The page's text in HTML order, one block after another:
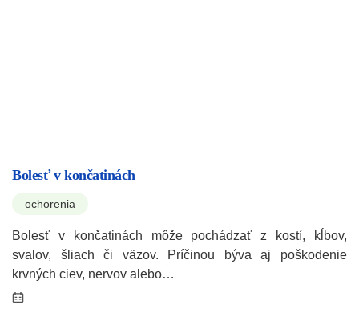
Bolesť v končatinách
ochorenia
Bolesť v končatinách môže pochádzať z kostí, kĺbov,
svalov, šliach či väzov. Príčinou býva aj poškodenie
krvných ciev, nervov alebo…